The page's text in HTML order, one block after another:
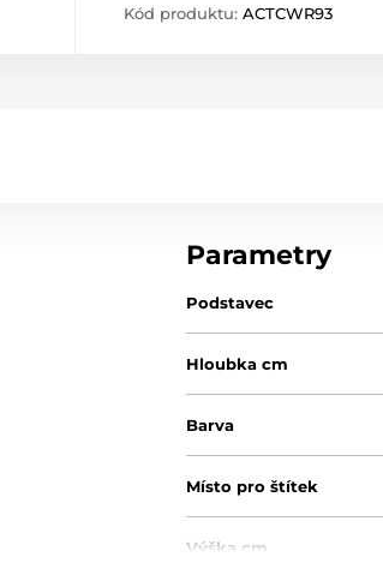
Kód produktu: ACTCWR93
Parametry
Podstavec
Hloubka cm
Barva
Místo pro štítek
Výška cm